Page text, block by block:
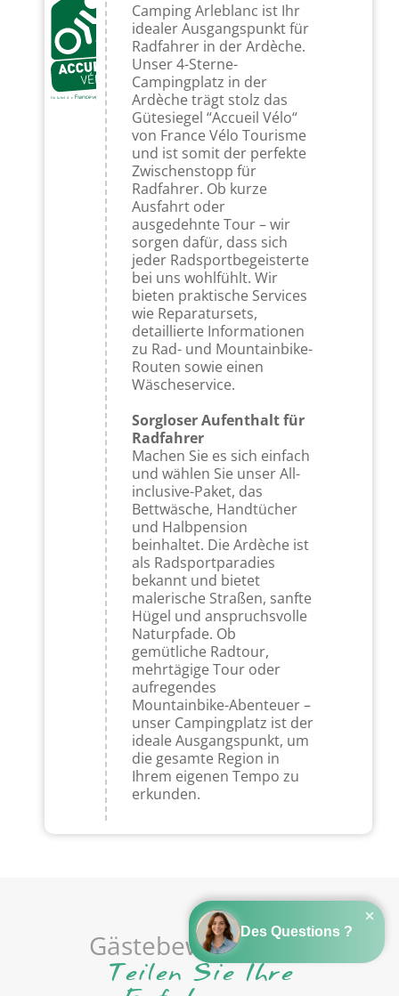
Camping Arleblanc ist Ihr
idealer Ausgangspunkt für
Radfahrer in der Ardèche.
Unser 4-Sterne-
Campingplatz in der
Ardèche trägt stolz das
Gütesiegel “Accueil Vélo“
von France Vélo Tourisme
und ist somit der perfekte
Zwischenstopp für
Radfahrer. Ob kurze
Ausfahrt oder
ausgedehnte Tour – wir
sorgen dafür, dass sich
jeder Radsportbegeisterte
bei uns wohlfühlt. Wir
bieten praktische Services
wie Reparatursets,
detaillierte Informationen
zu Rad- und Mountainbike-
Routen sowie einen
Wäscheservice.
Sorgloser Aufenthalt für
Radfahrer
Machen Sie es sich einfach
und wählen Sie unser All-
inclusive-Paket, das
Bettwäsche, Handtücher
und Halbpension
beinhaltet. Die Ardèche ist
als Radsportparadies
bekannt und bietet
malerische Straßen, sanfte
Hügel und anspruchsvolle
Naturpfade. Ob
gemütliche Radtour,
mehrtägige Tour oder
aufregendes
Mountainbike-Abenteuer –
unser Campingplatz ist der
ideale Ausgangspunkt, um
die gesamte Region in
Ihrem eigenen Tempo zu
erkunden.
Gästebewertungen
Teilen Sie Ihre